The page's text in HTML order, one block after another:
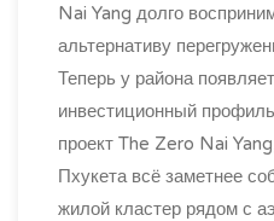
Nai Yang долго
альтернативу
Теперь у района
инвестиционный
проект The Zero Nai
Пхукета всё заметнее
жилой кластер рядом с